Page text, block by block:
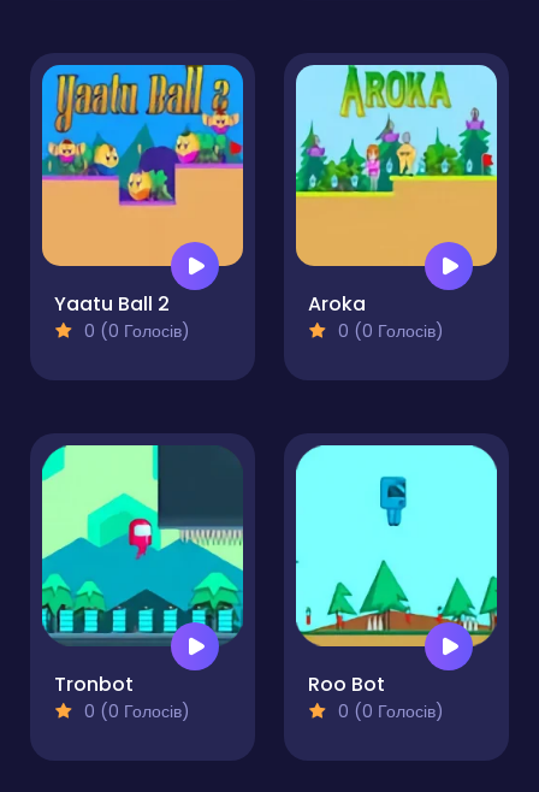
Yaatu Ball 2
0 (0 Голосів)
Aroka
0 (0 Голосів)
Tronbot
0 (0 Голосів)
Roo Bot
0 (0 Голосів)